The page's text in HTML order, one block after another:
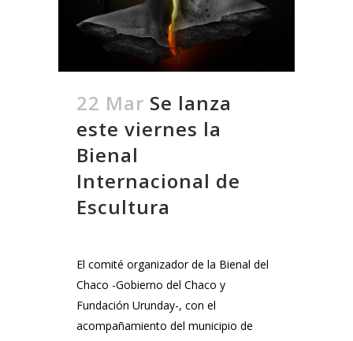
22 Mar Se lanza
este viernes la
Bienal
Internacional de
Escultura
El comité organizador de la Bienal del
Chaco -Gobierno del Chaco y
Fundación Urunday-, con el
acompañamiento del municipio de